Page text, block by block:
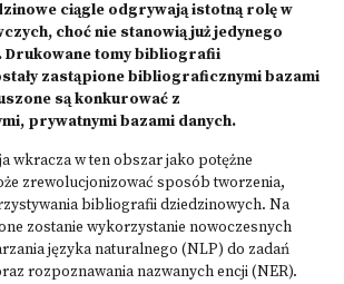
ciągle odgrywają istotną rolę w
choć nie stanowią już jedynego
Drukowane tomy bibliografii
zastąpione bibliograficznymi bazami
są konkurować z
prywatnymi bazami danych.
wkracza w ten obszar jako potężne
zrewolucjonizować sposób tworzenia,
bibliografii dziedzinowych. Na
zostanie wykorzystanie nowoczesnych
języka naturalnego (NLP) do zadań
rozpoznawania nazwanych encji (NER).